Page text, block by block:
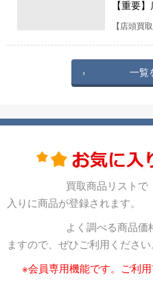
一覧
買取商品リスト
入りに商品が登録されます。
よく調べる商品価
ますので、ぜひご利用ください
※会員専用機能です。ご利